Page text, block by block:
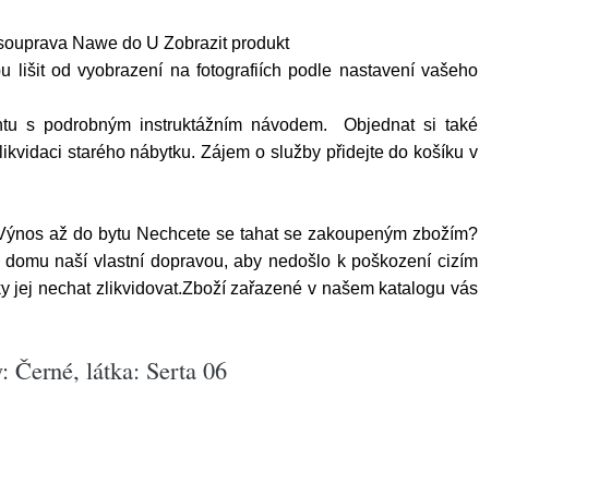
Nawe do U Zobrazit produkt
lišit od vyobrazení na fotografiích podle nastavení vašeho
s podrobným instruktážním návodem. Objednat si také
starého nábytku. Zájem o služby přidejte do košíku v
až do bytu Nechcete se tahat se zakoupeným zbožím?
naší vlastní dopravou, aby nedošlo k poškození cizím
jej nechat zlikvidovat.Zboží zařazené v našem katalogu vás
Černé, látka: Serta 06